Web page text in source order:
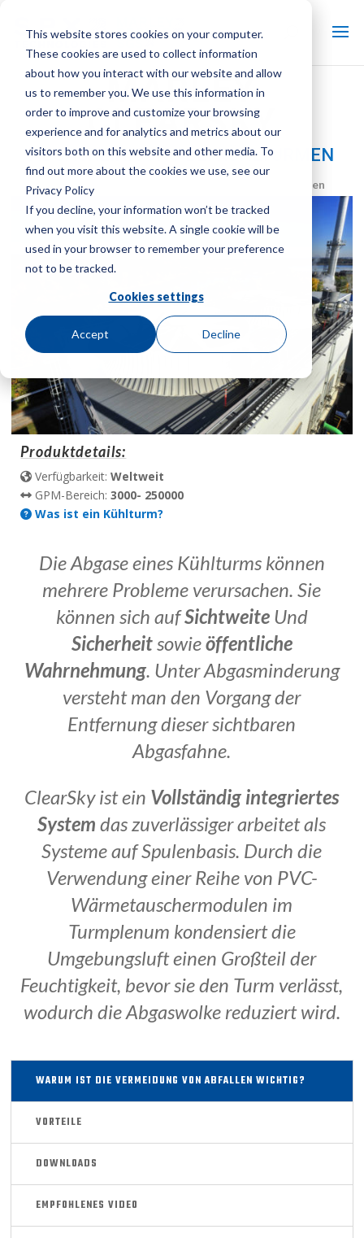
This website stores cookies on your computer.
These cookies are used to collect information
about how you interact with our website and allow
us to remember you. We use this information in
order to improve and customize your browsing
experience and for analytics and metrics about our
visitors both on this website and other media. To
find out more about the cookies we use, see our
Privacy Policy
If you decline, your information won’t be tracked
when you visit this website. A single cookie will be
used in your browser to remember your preference
not to be tracked.
Cookies settings
Accept Decline
MARLEY
CLEARSKY
ABGASREINIGUNG BEI KÜHLTÜRMEN
Marke: Marley Abgasreinigung bei Kühltürmen
Produktdetails:
Verfügbarkeit: Weltweit
GPM-Bereich: 3000- 250000
Was ist ein Kühlturm?
Die Abgase eines Kühlturms können
mehrere Probleme verursachen. Sie
können sich aufSichtweiteUnd
Sicherheitsowieöffentliche
Wahrnehmung. Unter Abgasminderung
versteht man den Vorgang der
Entfernung dieser sichtbaren
Abgasfahne.
ClearSky ist ein Vollständig integriertes
System das zuverlässiger arbeitet als
Systeme auf Spulenbasis. Durch die
Verwendung einer Reihe von PVC-
Wärmetauschermodulen im
Turmplenum kondensiert die
Umgebungsluft einen Großteil der
Feuchtigkeit, bevor sie den Turm verlässt,
wodurch die Abgaswolke reduziert wird.
WARUM IST DIE VERMEIDUNG VON ABFALLEN WICHTIG?
VORTEILE
DOWNLOADS
EMPFOHLENES VIDEO